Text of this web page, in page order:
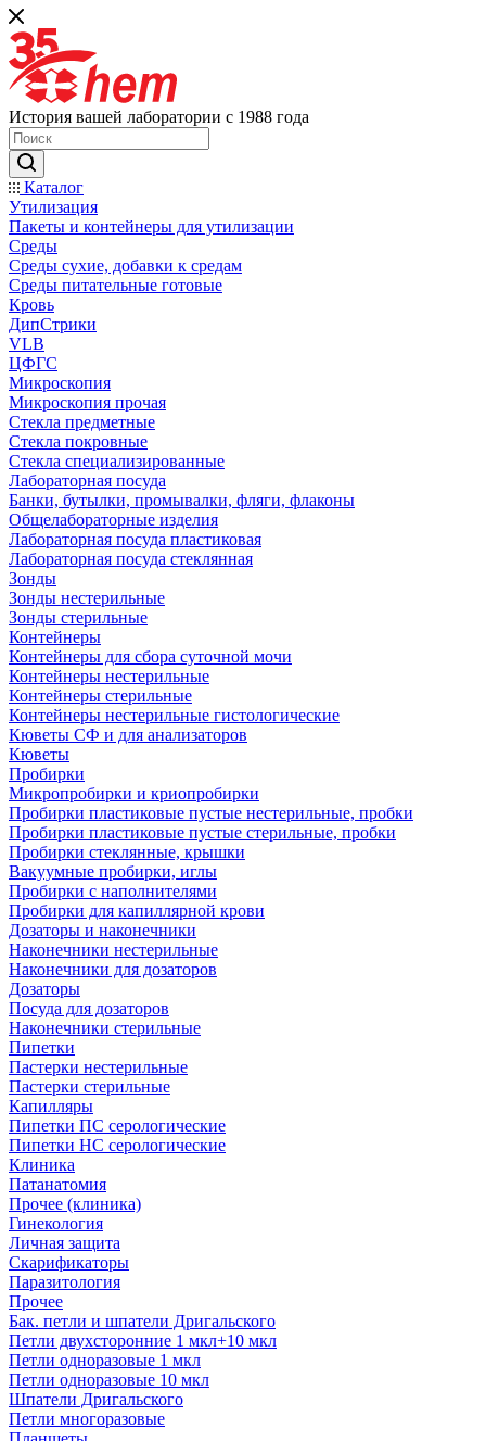
История вашей лаборатории с 1988 года
Каталог
Утилизация
Пакеты и контейнеры для утилизации
Среды
Среды сухие, добавки к средам
Среды питательные готовые
Кровь
ДипСтрики
VLB
ЦФГС
Микроскопия
Микроскопия прочая
Стекла предметные
Стекла покровные
Стекла специализированные
Лабораторная посуда
Банки, бутылки, промывалки, фляги, флаконы
Общелабораторные изделия
Лабораторная посуда пластиковая
Лабораторная посуда стеклянная
Зонды
Зонды нестерильные
Зонды стерильные
Контейнеры
Контейнеры для сбора суточной мочи
Контейнеры нестерильные
Контейнеры стерильные
Контейнеры нестерильные гистологические
Кюветы СФ и для анализаторов
Кюветы
Пробирки
Микропробирки и криопробирки
Пробирки пластиковые пустые нестерильные, пробки
Пробирки пластиковые пустые стерильные, пробки
Пробирки стеклянные, крышки
Вакуумные пробирки, иглы
Пробирки с наполнителями
Пробирки для капиллярной крови
Дозаторы и наконечники
Наконечники нестерильные
Наконечники для дозаторов
Дозаторы
Посуда для дозаторов
Наконечники стерильные
Пипетки
Пастерки нестерильные
Пастерки стерильные
Капилляры
Пипетки ПС серологические
Пипетки НС серологические
Клиника
Патанатомия
Прочее (клиника)
Гинекология
Личная защита
Скарификаторы
Паразитология
Прочее
Бак. петли и шпатели Дригальского
Петли двухсторонние 1 мкл+10 мкл
Петли одноразовые 1 мкл
Петли одноразовые 10 мкл
Шпатели Дригальского
Петли многоразовые